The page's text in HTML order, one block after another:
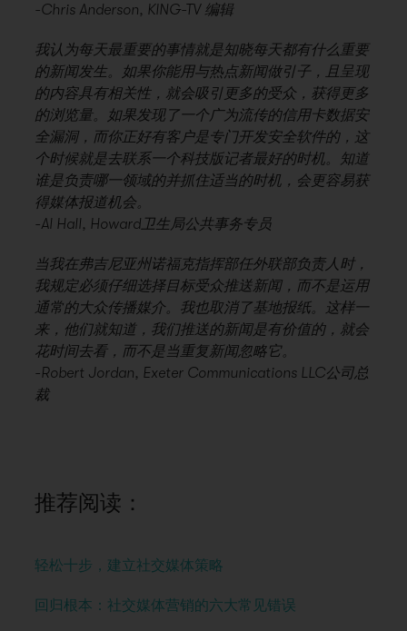
-Chris Anderson, KING-TV 编辑
我认为每天最重要的事情就是知晓每天都有什么重要
的新闻发生。如果你能用与热点新闻做引子，且呈现
的内容具有相关性，就会吸引更多的受众，获得更多
的浏览量。如果发现了一个广为流传的信用卡数据安
全漏洞，而你正好有客户是专门开发安全软件的，这
个时候就是去联系一个科技版记者最好的时机。知道
谁是负责哪一领域的并抓住适当的时机，会更容易获
得媒体报道机会。
-Al Hall, Howard卫生局公共事务专员
当我在弗吉尼亚州诺福克指挥部任外联部负责人时，
我规定必须仔细选择目标受众推送新闻，而不是运用
通常的大众传播媒介。我也取消了基地报纸。这样一
来，他们就知道，我们推送的新闻是有价值的，就会
花时间去看，而不是当重复新闻忽略它。
-Robert Jordan, Exeter Communications LLC公司总
裁
推荐阅读：
轻松十步，建立社交媒体策略
回归根本：社交媒体营销的六大常见错误